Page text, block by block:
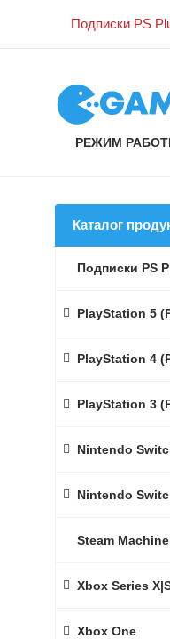
Подписки PS
РЕЖИМ
Каталог
Подписки PS
PlayStation 5
PlayStation 4
PlayStation 3
Nintendo
Nintendo
Steam Machine
Xbox Series
Xbox One